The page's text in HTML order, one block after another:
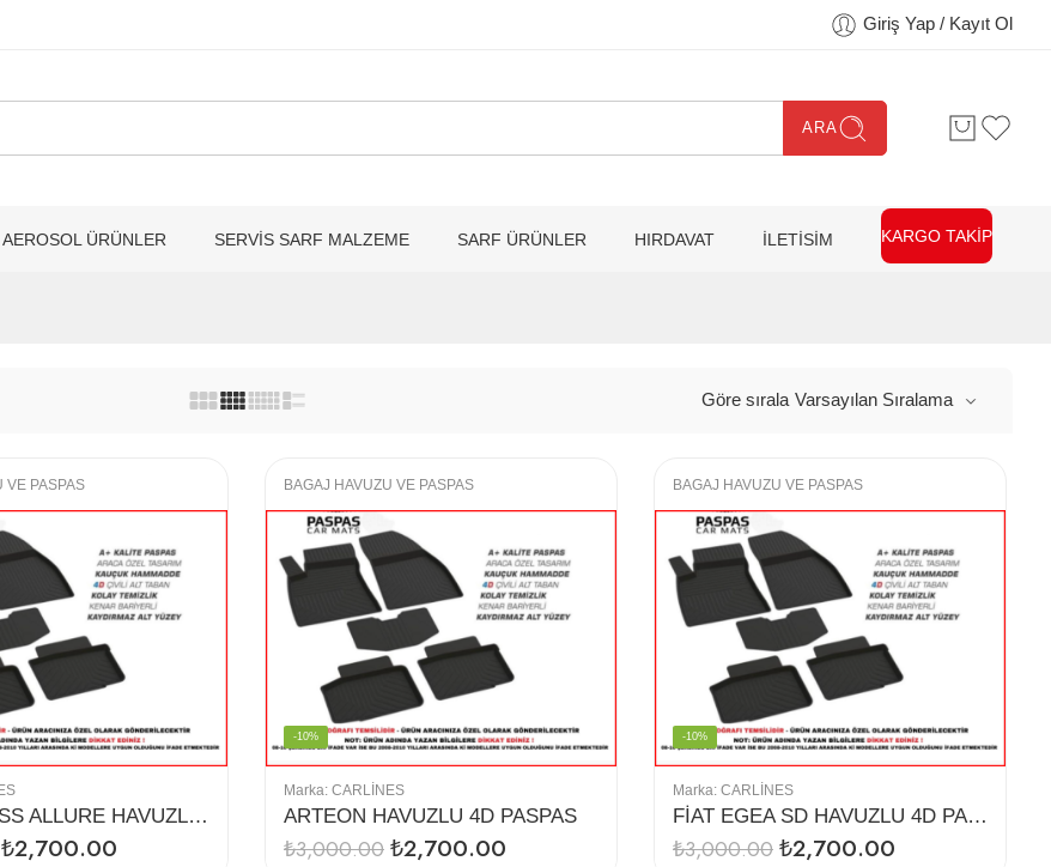
Giriş Yap / Kayıt Ol
ARA
AEROSOL ÜRÜNLER SERVİS SARF MALZEME SARF ÜRÜNLER HIRDAVAT İLETİSİM KARGO TAKİP
Göre sırala Varsayılan Sıralama
VE PASPAS
5008 ACCESS ALLURE HAVUZLU 4D PASPAS
₺2,700.00
BAGAJ HAVUZU VE PASPAS
Marka: CARLINES
ARTEON HAVUZLU 4D PASPAS
-10%
₺3,000.00₺2,700.00
BAGAJ HAVUZU VE PASPAS
Marka: CARLINES
FİAT EGEA SD HAVUZLU 4D PASPAS TABAN
-10%
₺3,000.00₺2,700.00